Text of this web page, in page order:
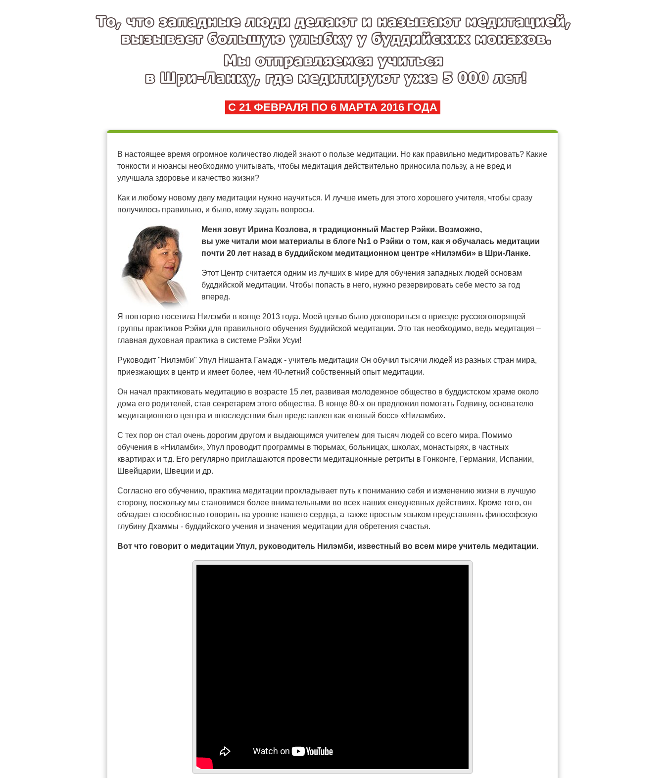
С 21 ФЕВРАЛЯ ПО 6 МАРТА 2016 ГОДА
В настоящее время огромное количество людей знают о пользе медитации. Но как правильно медитировать? Какие
тонкости и нюансы необходимо учитывать, чтобы медитация действительно приносила пользу, а не вред и
улучшала здоровье и качество жизни?
Как и любому новому делу медитации нужно научиться. И лучше иметь для этого хорошего учителя, чтобы сразу
получилось правильно, и было, кому задать вопросы.
Меня зовут Ирина Козлова, я традиционный Мастер Рэйки. Возможно,
вы уже читали мои материалы в блоге №1 о Рэйки о том, как я обучалась медитации
почти 20 лет назад в буддийском медитационном центре «Нилэмби» в Шри-Ланке.
Этот Центр считается одним из лучших в мире для обучения западных людей основам
буддийской медитации. Чтобы попасть в него, нужно резервировать себе место за год
вперед.
Я повторно посетила Нилэмби в конце 2013 года. Моей целью было договориться о приезде русскоговорящей
группы практиков Рэйки для правильного обучения буддийской медитации. Это так необходимо, ведь медитация –
главная духовная практика в системе Рэйки Усуи!
Руководит "Нилэмби" Упул Нишанта Гамадж - учитель медитации Он обучил тысячи людей из разных стран мира,
приезжающих в центр и имеет более, чем 40-летний собственный опыт медитации.
Он начал практиковать медитацию в возрасте 15 лет, развивая молодежное общество в буддистском храме около
дома его родителей, став секретарем этого общества. В конце 80-х он предложил помогать Годвину, основателю
медитационного центра и впоследствии был представлен как «новый босс» «Ниламби».
С тех пор он стал очень дорогим другом и выдающимся учителем для тысяч людей со всего мира. Помимо
обучения в «Ниламби», Упул проводит программы в тюрьмах, больницах, школах, монастырях, в частных
квартирах и т.д. Его регулярно приглашаются провести медитационные ретриты в Гонконге, Германии, Испании,
Швейцарии, Швеции и др.
Согласно его обучению, практика медитации прокладывает путь к пониманию себя и изменению жизни в лучшую
сторону, поскольку мы становимся более внимательными во всех наших ежедневных действиях. Кроме того, он
обладает способностью говорить на уровне нашего сердца, а также простым языком представлять философскую
глубину Дхаммы - буддийского учения и значения медитации для обретения счастья.
Вот что говорит о медитации Упул, руководитель Нилэмби, известный во всем мире учитель медитации.